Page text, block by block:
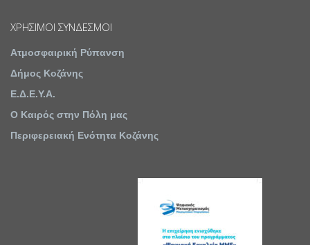
ΧΡΉΣΙΜΟΙ ΣΎΝΔΕΣΜΟΙ
Ατμοσφαιρική Ρύπανση
Δήμος Κοζάνης
Ε.Δ.Ε.Υ.Α.
Ο Καιρός στην Πόλη μας
Περιφερειακή Ενότητα Κοζάνης